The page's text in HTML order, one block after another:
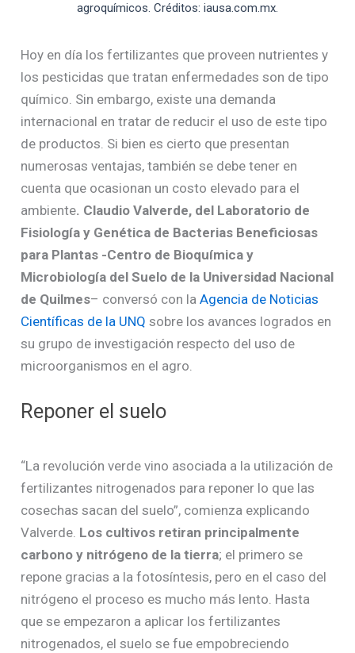
agroquímicos. Créditos: iausa.com.mx.
Hoy en día los fertilizantes que proveen nutrientes y
los pesticidas que tratan enfermedades son de tipo
químico. Sin embargo, existe una demanda
internacional en tratar de reducir el uso de este tipo
de productos. Si bien es cierto que presentan
numerosas ventajas, también se debe tener en
cuenta que ocasionan un costo elevado para el
ambiente. Claudio Valverde, del Laboratorio de
Fisiología y Genética de Bacterias Beneficiosas
para Plantas -Centro de Bioquímica y
Microbiología del Suelo de la Universidad Nacional
de Quilmes– conversó con laAgencia de Noticias
Científicas de la UNQsobre los avances logrados en
su grupo de investigación respecto del uso de
microorganismos en el agro.
Reponer el suelo
“La revolución verde vino asociada a la utilización de
fertilizantes nitrogenados para reponer lo que las
cosechas sacan del suelo”, comienza explicando
Valverde. Los cultivos retiran principalmente
carbono y nitrógeno de la tierra; el primero se
repone gracias a la fotosíntesis, pero en el caso del
nitrógeno el proceso es mucho más lento. Hasta
que se empezaron a aplicar los fertilizantes
nitrogenados, el suelo se fue empobreciendo